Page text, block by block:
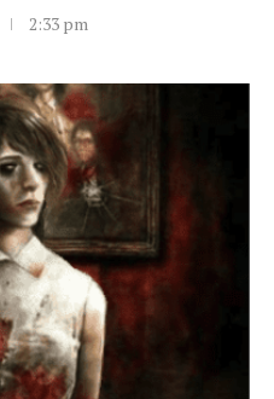
2:33 pm